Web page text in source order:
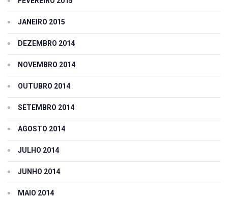
JANEIRO 2015
DEZEMBRO 2014
NOVEMBRO 2014
OUTUBRO 2014
SETEMBRO 2014
AGOSTO 2014
JULHO 2014
JUNHO 2014
MAIO 2014